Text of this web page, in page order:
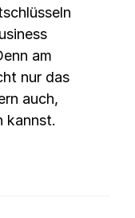
am
nur das
auch,
kannst.